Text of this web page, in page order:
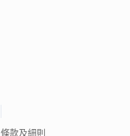
條款及細則